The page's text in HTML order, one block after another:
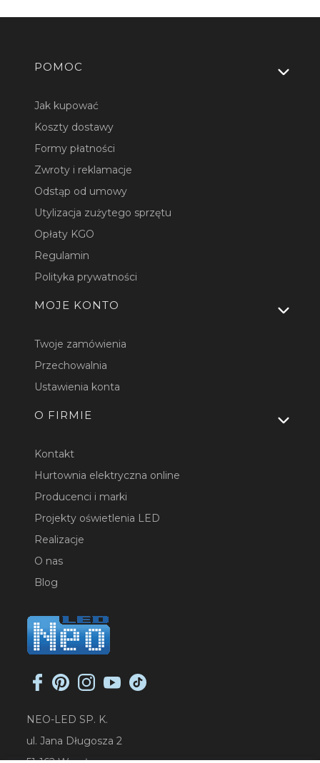
Linki w stopce
POMOC
Jak kupować
Koszty dostawy
Formy płatności
Zwroty i reklamacje
Odstąp od umowy
Utylizacja zużytego sprzętu
Opłaty KGO
Regulamin
Polityka prywatności
MOJE KONTO
Twoje zamówienia
Przechowalnia
Ustawienia konta
O FIRMIE
Kontakt
Hurtownia elektryczna online
Producenci i marki
Projekty oświetlenia LED
Realizacje
O nas
Blog
NEO-LED SP. K.
ul. Jana Długosza 2